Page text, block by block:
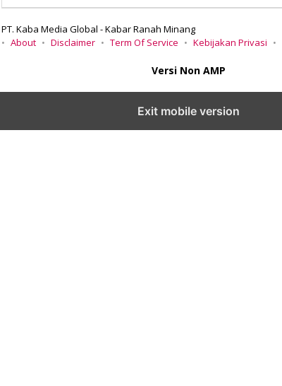
PT. Kaba Media Global - Kabar Ranah Minang
About
Disclaimer Term Of Service Kebijakan Privasi
Versi Non AMP
Exit mobile version